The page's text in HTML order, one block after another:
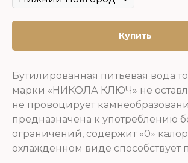
Купить
Бутилированная питьевая вода
марки «НИКОЛА КЛЮЧ» не
не провоцирует
предназначена к употреблению
ограничений, содержит «0»
охлажденном виде способствует